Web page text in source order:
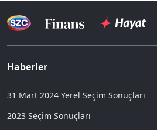
Haberler
31 Mart 2024 Yerel Seçim Sonuçları
2023 Seçim Sonuçları